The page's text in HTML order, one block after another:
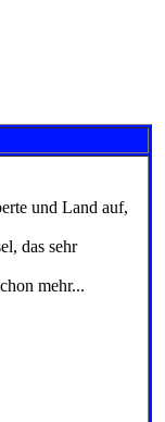
und Land auf,
das sehr
mehr...